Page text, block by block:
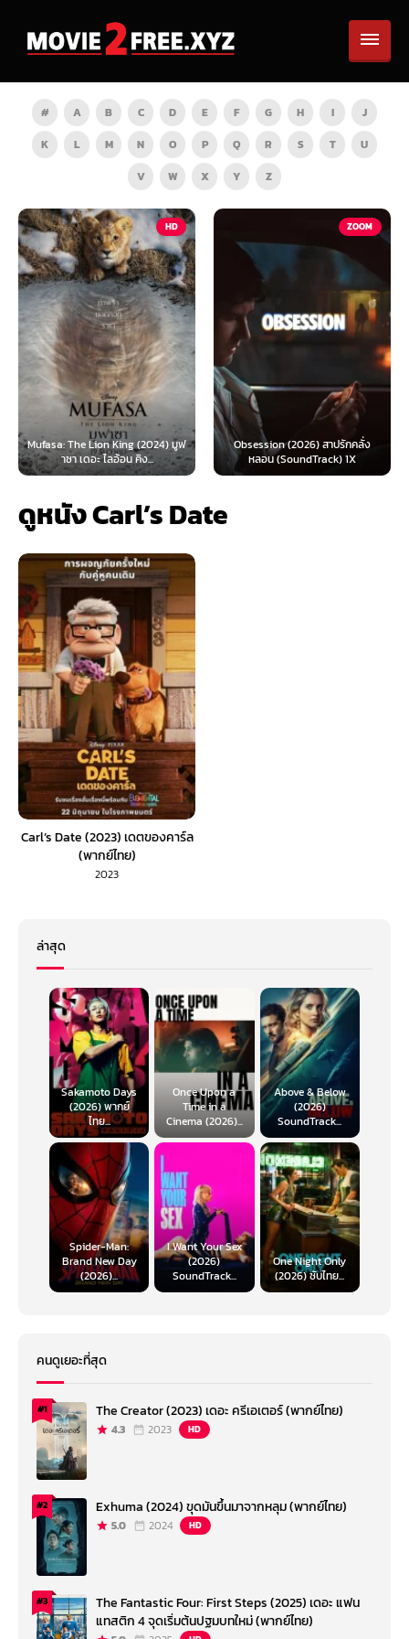
# A B C D E F G H I
J
K
L M N O P Q R S T
U
V
W X Y Z
HD
The Lion King (2024) มูฟ
าซา เดอะ ไลอ้อน คิง...
Obsession (2026) สาปรักคลั่ง
หลอน (SoundTrack) 1X
Survive
ดูหนัง Carl’s Date
Carl’s Date (2023) เดตของคาร์ล
(พากย์ไทย)
2023
ล่าสุด
Sakamoto Days
(2026) พากย์
ไทย...
Once Upon a
Time in a
Cinema (2026)...
Above & Below
(2026)
SoundTrack...
Spider-Man:
Brand New Day
(2026)...
I Want Your Sex
(2026)
SoundTrack...
One Night Only
(2026) ซับไทย...
คนดูเยอะที่สุด
#1 The Creator (2023) เดอะ ครีเอเตอร์ (พากย์ไทย)
4.3 2023 HD
#2 Exhuma (2024) ขุดมันขึ้นมาจากหลุม (พากย์ไทย)
5.0 2024 HD
#3
The Fantastic Four: First Steps (2025) เดอะ แฟน
แทสติก 4 จุดเริ่มต้นปฐมบทใหม่ (พากย์ไทย)